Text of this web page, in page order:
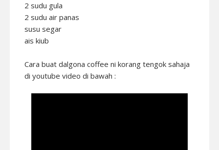
2 sudu gula
2 sudu air panas
susu segar
ais kiub
Cara buat dalgona coffee ni korang tengok sahaja
di youtube video di bawah :